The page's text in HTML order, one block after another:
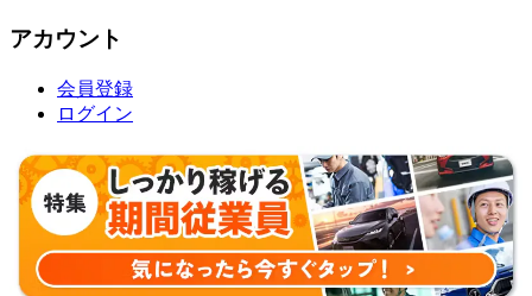
アカウント
会員登録
ログイン